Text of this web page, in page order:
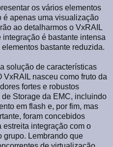
os vários elementos
é apenas uma visualização
ao detalharmos o VxRAIL
é bastante intensa
bastante reduzida.
solução de características
VxRAIL nasceu como fruto da
fortes e robustos
Storage da EMC, incluindo
em flash e, por fim, mas
foram concebidos
estreita integração com o
grupo. Lembrando que